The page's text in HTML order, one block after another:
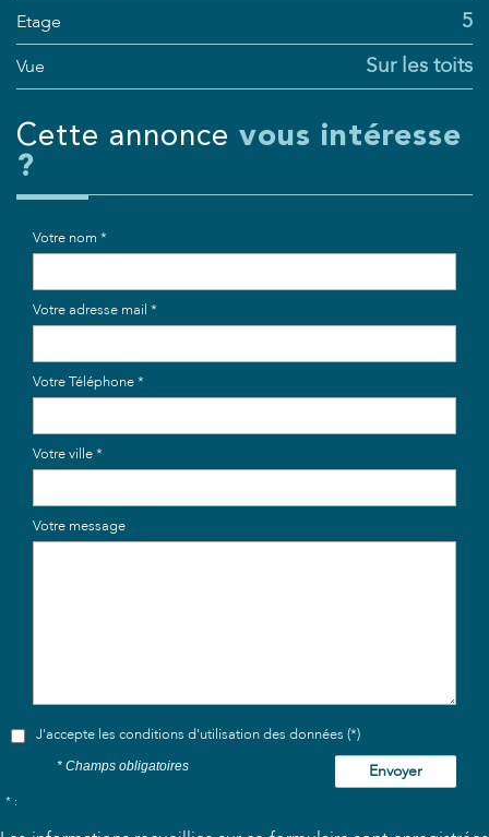
Etage 5
Vue Sur les toits
cette annonce vous intéresse
?
Votre nom *
Votre adresse mail *
Votre Téléphone *
Votre ville *
Votre message
J'accepte les conditions d'utilisation des données (*)
Envoyer
* Champs obligatoires
* :